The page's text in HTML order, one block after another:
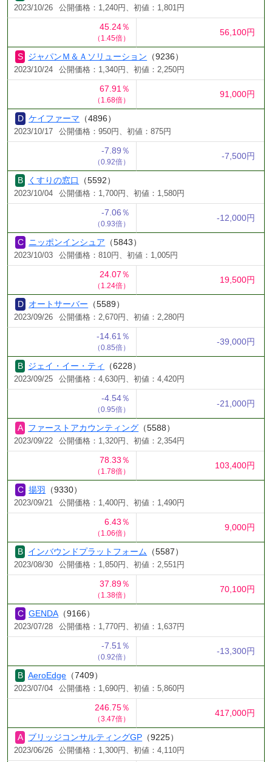
2023/10/26 公開価格：1,240円、初値：1,801円
45.24％
（1.45倍）
56,100円
ジャパンＭ＆Ａソリューション （9236）
2023/10/24 公開価格：1,340円、初値：2,250円
67.91％
（1.68倍）
91,000円
ケイファーマ （4896）
2023/10/17 公開価格：950円、初値：875円
-7.89％
（0.92倍）
-7,500円
くすりの窓口 （5592）
2023/10/04 公開価格：1,700円、初値：1,580円
-7.06％
（0.93倍）
-12,000円
ニッポンインシュア （5843）
2023/10/03 公開価格：810円、初値：1,005円
24.07％
（1.24倍）
19,500円
オートサーバー （5589）
2023/09/26 公開価格：2,670円、初値：2,280円
-14.61％
（0.85倍）
-39,000円
ジェイ・イー・ティ （6228）
2023/09/25 公開価格：4,630円、初値：4,420円
-4.54％
（0.95倍）
-21,000円
ファーストアカウンティング （5588）
2023/09/22 公開価格：1,320円、初値：2,354円
78.33％
（1.78倍）
103,400円
揚羽 （9330）
2023/09/21 公開価格：1,400円、初値：1,490円
6.43％
（1.06倍）
9,000円
インバウンドプラットフォーム （5587）
2023/08/30 公開価格：1,850円、初値：2,551円
37.89％
（1.38倍）
70,100円
GENDA （9166）
2023/07/28 公開価格：1,770円、初値：1,637円
-7.51％
（0.92倍）
-13,300円
AeroEdge （7409）
2023/07/04 公開価格：1,690円、初値：5,860円
246.75％
（3.47倍）
417,000円
ブリッジコンサルティングGP （9225）
2023/06/26 公開価格：1,300円、初値：4,110円